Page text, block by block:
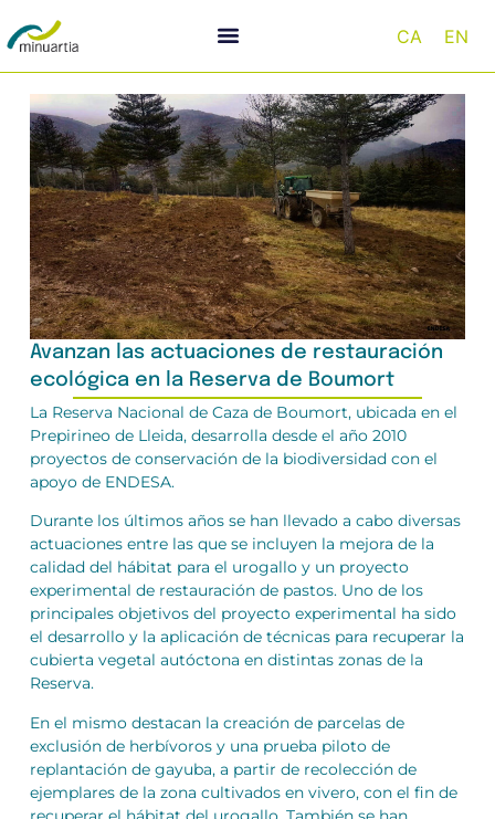
CA EN
Avanzan las actuaciones de restauración
ecológica en la Reserva de Boumort
La Reserva Nacional de Caza de Boumort, ubicada en el
Prepirineo de Lleida, desarrolla desde el año 2010
proyectos de conservación de la biodiversidad con el
apoyo de ENDESA.
Durante los últimos años se han llevado a cabo diversas
actuaciones entre las que se incluyen la mejora de la
calidad del hábitat para el urogallo y un proyecto
experimental de restauración de pastos. Uno de los
principales objetivos del proyecto experimental ha sido
el desarrollo y la aplicación de técnicas para recuperar la
cubierta vegetal autóctona en distintas zonas de la
Reserva.
En el mismo destacan la creación de parcelas de
exclusión de herbívoros y una prueba piloto de
replantación de gayuba, a partir de recolección de
ejemplares de la zona cultivados en vivero, con el fin de